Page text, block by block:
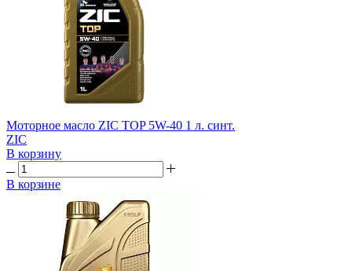
Моторное масло ZIC TOP 5W-40 1 л. синт.
ZIC
В корзину
В корзине